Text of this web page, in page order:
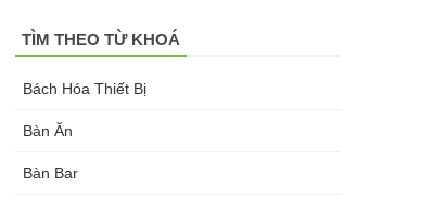
TÌM THEO TỪ KHOÁ
Bách Hóa Thiết Bị
Bàn Ăn
Bàn Bar